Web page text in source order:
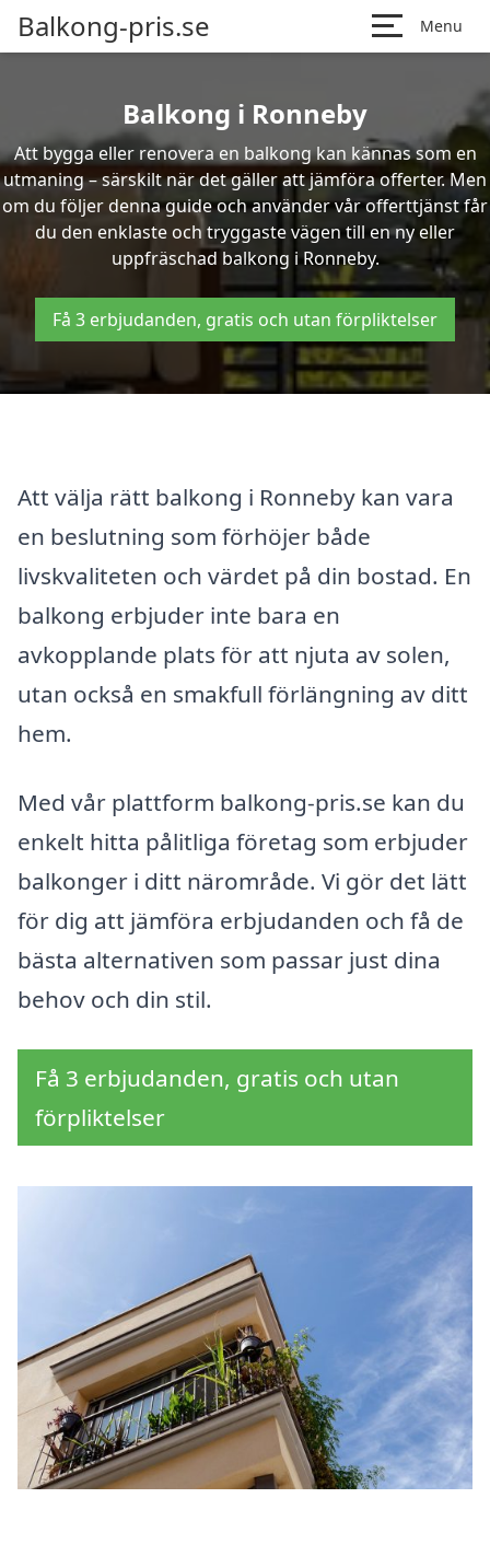
Balkong-pris.se Menu
Balkong i Ronneby
Att bygga eller renovera en balkong kan kännas som en
utmaning – särskilt när det gäller att jämföra offerter. Men
om du följer denna guide och använder vår offerttjänst får
du den enklaste och tryggaste vägen till en ny eller
uppfräschad balkong i Ronneby.
Få 3 erbjudanden, gratis och utan förpliktelser
Att välja rätt balkong i Ronneby kan vara
en beslutning som förhöjer både
livskvaliteten och värdet på din bostad. En
balkong erbjuder inte bara en
avkopplande plats för att njuta av solen,
utan också en smakfull förlängning av ditt
hem.
Med vår plattform balkong-pris.se kan du
enkelt hitta pålitliga företag som erbjuder
balkonger i ditt närområde. Vi gör det lätt
för dig att jämföra erbjudanden och få de
bästa alternativen som passar just dina
behov och din stil.
Få 3 erbjudanden, gratis och utan
förpliktelser